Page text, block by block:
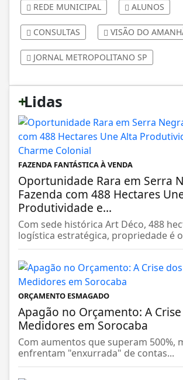
REDE MUNICIPAL ALUNOS
CONSULTAS VISÃO DO
JORNAL METROPOLITANO SP
+
Lidas
FAZENDA FANTÁSTICA À VENDA
Oportunidade Rara em Serra
Fazenda com 488 Hectares
Produtividade e...
Com sede histórica Art Déco, 488
logística estratégica, propriedade é
ORÇAMENTO ESMAGADO
Apagão no Orçamento: A
Medidores em Sorocaba
Com aumentos que superam 500%,
enfrentam "enxurrada" de contas...